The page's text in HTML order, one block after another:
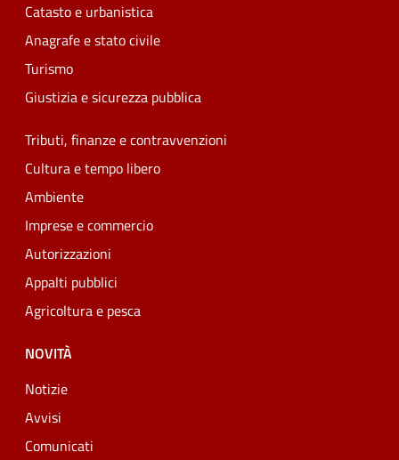
Catasto e urbanistica
Anagrafe e stato civile
Turismo
Giustizia e sicurezza pubblica
Tributi, finanze e contravvenzioni
Cultura e tempo libero
Ambiente
Imprese e commercio
Autorizzazioni
Appalti pubblici
Agricoltura e pesca
NOVITÀ
Notizie
Avvisi
Comunicati